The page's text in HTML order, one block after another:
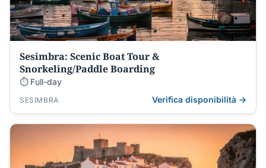
Sesimbra: Scenic Boat Tour &
Snorkeling/Paddle Boarding
⏱ Full-day
SESIMBRA Verifica disponibilità →